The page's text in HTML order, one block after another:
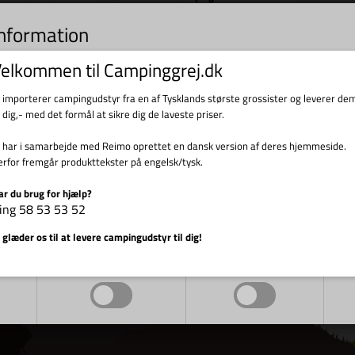
til indsamling af statistik og til trafikmåling. Vi bruger informationen til
at klikke videre, accepterer du brugen af cookies.
DKK 9.739,00DKK
Bestillingsvare
til Campinggrej.dk
importerer campingudstyr fra en af Tysklands største grossister og leverer
med det formål at sikre dig de laveste priser.
har i samarbejde med Reimo oprettet en dansk version af deres hjemmeside.
fremgår produkttekster på engelsk/tysk.
du brug for hjælp?
58 53 53 52
glæder os til at levere campingudstyr til dig!